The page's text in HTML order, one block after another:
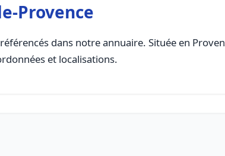
Provence
référencés dans notre annuaire. Située en
et localisations.